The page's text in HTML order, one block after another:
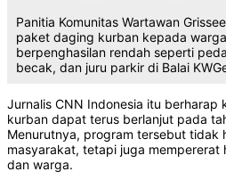
Panitia Komunitas Wartawan
paket daging kurban kepada
berpenghasilan rendah seperti
becak, dan juru parkir di Balai
Jurnalis CNN Indonesia itu berharap
kurban dapat terus berlanjut pada
Menurutnya, program tersebut tidak
masyarakat, tetapi juga mempererat
dan warga.